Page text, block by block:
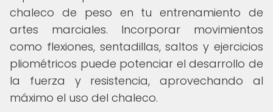
chaleco de peso en tu entrenamiento de
artes marciales. Incorporar movimientos
como flexiones, sentadillas, saltos y ejercicios
pliométricos puede potenciar el desarrollo de
la fuerza y resistencia, aprovechando al
máximo el uso del chaleco.